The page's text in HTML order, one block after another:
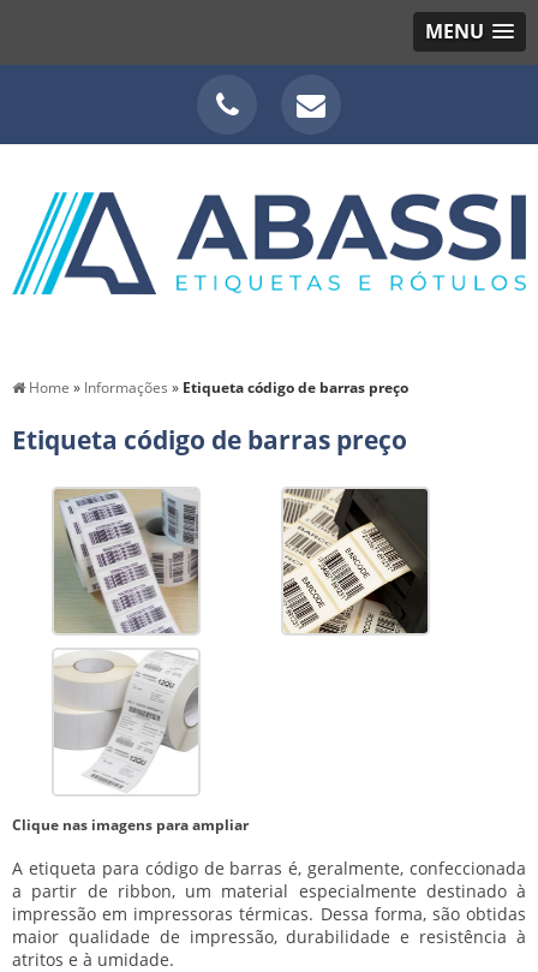
MENU
Home » Informações » Etiqueta código de barras preço
Etiqueta código de barras preço
Clique nas imagens para ampliar
A etiqueta para código de barras é, geralmente, confeccionada
a partir de ribbon, um material especialmente destinado à
impressão em impressoras térmicas. Dessa forma, são obtidas
maior qualidade de impressão, durabilidade e resistência à
atritos e à umidade.